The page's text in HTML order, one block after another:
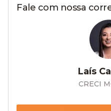
Fale com nossa
Laís
CRECI